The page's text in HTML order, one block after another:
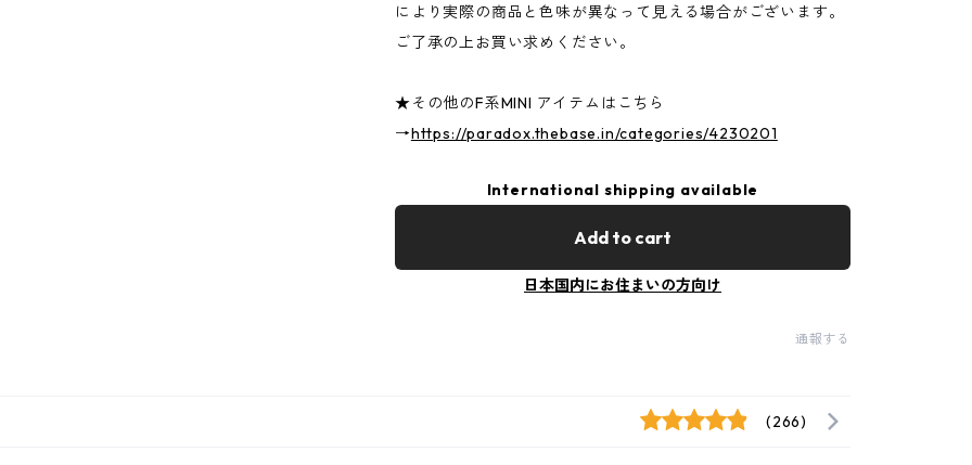
により実際の商品と色味が異なって見える場合がございます。
ご了承の上お買い求めください。
★その他のF系MINI アイテムはこちら
→https://paradox.thebase.in/categories/4230201
International shipping available
Add to cart
日本国内にお住まいの方向け
通報する
(266)